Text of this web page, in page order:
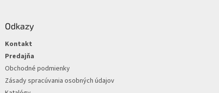
Odkazy
Kontakt
Predajňa
Obchodné podmienky
Zásady spracúvania osobných údajov